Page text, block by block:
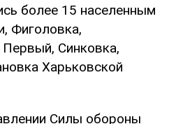
более 15 населенным
Фиголовка,
Синковка,
Харьковской
Силы обороны